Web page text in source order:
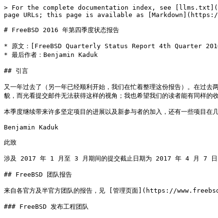
> For the complete documentation index, see [llms.txt](https://book.bsdcn.org/llms.txt). Markdown versions of documentation pages are available by appending `.md` to page URLs; this page is available as [Markdown](https://book.bsdcn.org/status/2016/q4.md).

# FreeBSD 2016 年第四季度状态报告

* 原文：[FreeBSD Quarterly Status Report 4th Quarter 2016](https://www.freebsd.org/status/report-2016-10-2016-12.html)
* 最后作者：Benjamin Kaduk

## 引言

又一年过去了（另一年已经顺利开始，我们在忙着整理这份报告）。在过去两年里，我作为 monthly@ 团队的一员参与编写这些报告，亲眼见证了每个条目通过我的 emacs/vim。这些报告给了我一个关于 FreeBSD 发展的全貌，而光看提交邮件无法获得这样的视角；我也希望我们的读者能有同样的收获。

本季度继续带来许多坚定项目的进展以及新参与者的加入，还有一些项目在几季度的间歇后重新回归。希望大家阅读愉快，收获知识！

Benjamin Kaduk

此致

涉及 2017 年 1 月至 3 月期间的提交截止日期为 2017 年 4 月 7 日。

## FreeBSD 团队报告

来自各官方及半官方团队的报告，见 [管理页面](https://www.freebsd.org/administration.html)。

### FreeBSD 发布工程团队

**链接**：

[FreeBSD 11.0-RELEASE 发布公告](https://www.freebsd.org/releases/11.0R/announce.html)

[FreeBSD 11.0-RELEASE 发布说明](https://www.freebsd.org/releases/11.0R/relnotes.html)

[FreeBSD 开发快照](http://ftp.freebsd.org/pub/FreeBSD/snapshots/ISO-IMAGES/)

**联系方式**：FreeBSD 发布工程团队 <<re@FreeBSD.org>>

FreeBSD 发布工程团队负责为 FreeBSD 的正式项目发布制定和公布发布计划，宣布代码冻结，以及维护相应的分支等任务。

FreeBSD 发布工程团队与 FreeBSD 安全团队协作，最终完成了 FreeBSD 11.0-RELEASE 的发布。FreeBSD 11.0-RELEASE 于 2016 年 10 月 10 日宣布发布，约晚于原定计划四周。

FreeBSD 发布工程团队特别感谢 Colin Percival 和所有 FreeBSD 安全团队成员在确保面向用户的升级路径得到妥善处理和记录方面的额外努力。

该项目由 FreeBSD 基金会赞助。

### Ports

**链接**：

[关于 FreeBSD Ports](https://www.freebsd.org/ports/)

[如何贡献 Ports](https://www.freebsd.org/doc/en_US.ISO8859-1/articles/contributing/ports-contributing.html)

[FreeBSD Ports 监控](http://portsmon.freebsd.org/index.html)

[Ports 管理团队](https://www.freebsd.org/portmgr/index.html)

[FreeBSD portmgr Twitter (@FreeBSD\_portmgr)](https://twitter.com/FreeBSD_portmgr/)

[FreeBSD Ports 管理团队 Facebook](https://www.facebook.com/portmgr)

[FreeBSD Ports 管理团队 Google+](https://plus.google.com/communities/108335846196454338383)

**联系方式**：

René Ladan <<portmgr-secretary@FreeBSD.org>>

FreeBSD Ports 管理团队 <<portmgr@FreeBSD.org>>

Ports 已达 27,000 个 port，PR 数量略微增加，约为 2,250 个。其中 572 个 PR 未分配。上个季度共进行了 6,871 次提交，由 176 名提交者完成。与上个季度相比，打开的 PR 数量和未分配的 PR 数量都有轻微增加。

在上个季度，有两个 commit 权限被收回保管：jmg 因 19 个月不活跃而被收回，edwin 按其请求自行退出。我们欢迎了三位新提交者：Nikolai Lifanov（lifanov）、Jason Bacon 和 Mikhail Pchelin（misha）。

在管理方面，adamw 和 feld 被选为新的 portmgr 成员，rene 被晋升为正式成员。feld 已经参与了 ports-secteam。

在基础设施方面，新增了两个 USES（lxqt 和 varnish）。一些默认版本也得到了更新：varnish 4（新）、GCC 从 4.8 升级至 4.9，Perl 从 5.20 升级至 5.24，Python 从 3.4 升级至 3.5。两个主要的 Port 在 12 月 31 日达到了生命周期终点并被移除：Perl 5.18 和 Linux Fedora 10（默认改为 Linux CentOS 6）。由于 FreeBSD 9.3、10.1 和 10.2 同样达到了生命周期终点，支持这些版本的 Ports 也已从树中移除。

一些主要的 port 已更新至最新版本：pkg 升级至 1.9.4，Firefox 升级至 50.1.0，Firefox-esr 升级至 45.6.0，Chromium 升级至 54.0.2840.100，Ruby 升级至 2.1.10 / 2.2.6 / 2.3.3。www/node 升级至 7 版；版本 6 被单独作为 www/node6 提供，支持长期维护。

幕后方面，antoine 进行了 39 次 exp-run，以验证软件包更新、框架变更以及基本系统的更改。bdrewery 安装了新的软件包构建器，并为 FreeBSD 11 增加了 mips、mips64 和 armv6 的构建。他还改进了软件包构建器的负载均衡、监控和自动化。

#### 待办事项

1. 如果你有一些空闲时间，请挑选一个 PR 进行测试并提交。

### FreeBSD 核心团队

**联系方式**：FreeBSD 核心团队 <<core@FreeBSD.org>>

在 2016 年最后一个季度，核心团队主要关注的是如何保持安全团队的有效性。该团队主要需要更好的项目管理，以改善整体沟通并使其他成员能够专注于处理漏洞的技术方面。

为此，核心团队原则上同意由 FreeBSD 基金会或一些主要使用 FreeBSD 的公司聘请专人来承担这一角色。

核心团队确认，即使推迟了切换到 pkgbase 发布机制的计划，新的支持模型也会在 11.0-RELEASE 发布时生效。关于新支持模型的详细信息，请访问 FreeBSD 网站的 [安全页面](https://www.freebsd.org/security/security.html)。

核心团队要求移除 Port misc/jive，理由是它没有其他功能，只是将文本变成令人反感的种族主义恶搞（**译者注：Jive 是一款用于将普通英语文本转换成一种模仿美国黑人俚语（Jive）风格的工具。**）。这一提议引起了争议，许多人认为这是从审查整个 Ports 的第一步。但核心